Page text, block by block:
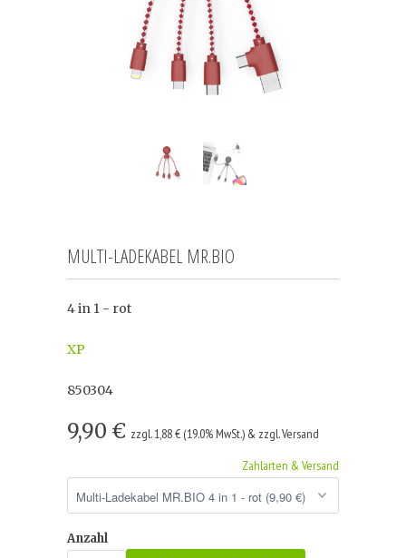
MULTI-LADEKABEL MR.BIO
4 in 1 - rot
XP
850304
9,90 € zzgl. 1,88 € (19.0% MwSt.) & zzgl. Versand
Zahlarten & Versand
Anzahl